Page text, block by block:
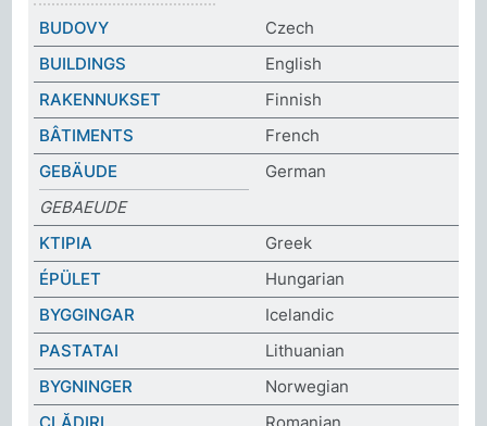
BUDOVY
Czech
BUILDINGS
English
RAKENNUKSET
Finnish
BÂTIMENTS
French
GEBÄUDE
German
GEBAEUDE
ΚΤΙΡΙΑ
Greek
ÉPÜLET
Hungarian
BYGGINGAR
Icelandic
PASTATAI
Lithuanian
BYGNINGER
Norwegian
CLĂDIRI
Romanian